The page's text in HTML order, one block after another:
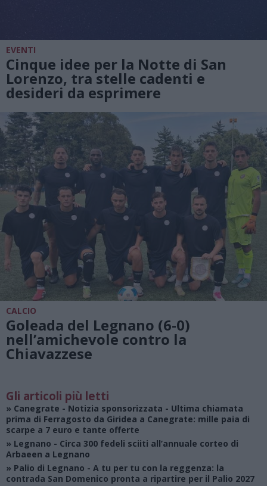
EVENTI
Cinque idee per la Notte di San
Lorenzo, tra stelle cadenti e
desideri da esprimere
CALCIO
Goleada del Legnano (6-0)
nell’amichevole contro la
Chiavazzese
Gli articoli più letti
» Canegrate - Notizia sponsorizzata - Ultima chiamata
prima di Ferragosto da Giridea a Canegrate: mille paia di
scarpe a 7 euro e tante offerte
» Legnano - Circa 300 fedeli sciiti all’annuale corteo di
Arbaeen a Legnano
» Palio di Legnano - A tu per tu con la reggenza: la
contrada San Domenico pronta a ripartire per il Palio 2027